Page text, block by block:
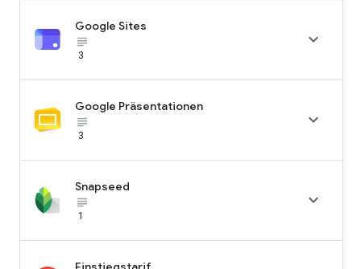
Google Sites
subject_black
3

Google Präsentationen
subject_black
3

Snapseed
subject_black
1
